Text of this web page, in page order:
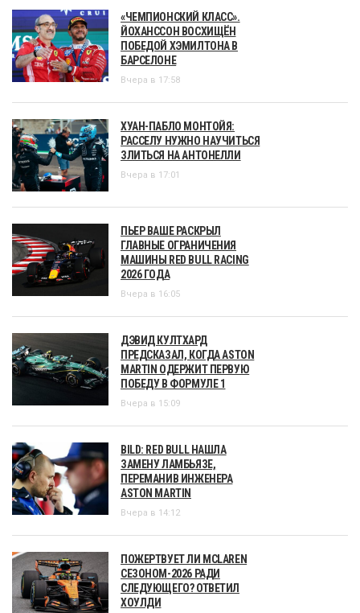
«ЧЕМПИОНСКИЙ КЛАСС».
ЙОХАНССОН ВОСХИЩЁН
ПОБЕДОЙ ХЭМИЛТОНА В
БАРСЕЛОНЕ
Вчера в 17:58
ХУАН-ПАБЛО МОНТОЙЯ:
РАССЕЛУ НУЖНО НАУЧИТЬСЯ
ЗЛИТЬСЯ НА АНТОНЕЛЛИ
Вчера в 17:01
ПЬЕР ВАШЕ РАСКРЫЛ
ГЛАВНЫЕ ОГРАНИЧЕНИЯ
МАШИНЫ RED BULL RACING
2026 ГОДА
Вчера в 16:05
ДЭВИД КУЛТХАРД
ПРЕДСКАЗАЛ, КОГДА ASTON
MARTIN ОДЕРЖИТ ПЕРВУЮ
ПОБЕДУ В ФОРМУЛЕ 1
Вчера в 15:09
BILD: RED BULL НАШЛА
ЗАМЕНУ ЛАМБЬЯЗЕ,
ПЕРЕМАНИВ ИНЖЕНЕРА
ASTON MARTIN
Вчера в 14:12
ПОЖЕРТВУЕТ ЛИ MCLAREN
СЕЗОНОМ-2026 РАДИ
СЛЕДУЮЩЕГО? ОТВЕТИЛ
ХОУЛДИ